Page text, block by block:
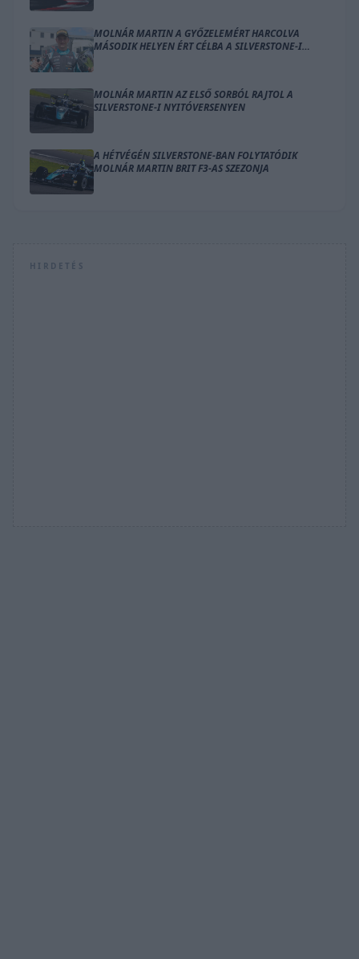
MOLNÁR MARTIN A GYŐZELEMÉRT HARCOLVA
MÁSODIK HELYEN ÉRT CÉLBA A SILVERSTONE-I
MOLNÁR MARTIN AZ ELSŐ SORBÓL RAJTOL A
SILVERSTONE-I NYITÓVERSENYEN
A HÉTVÉGÉN SILVERSTONE-BAN FOLYTATÓDIK
MOLNÁR MARTIN BRIT F3-AS SZEZONJA
HIRDETÉS